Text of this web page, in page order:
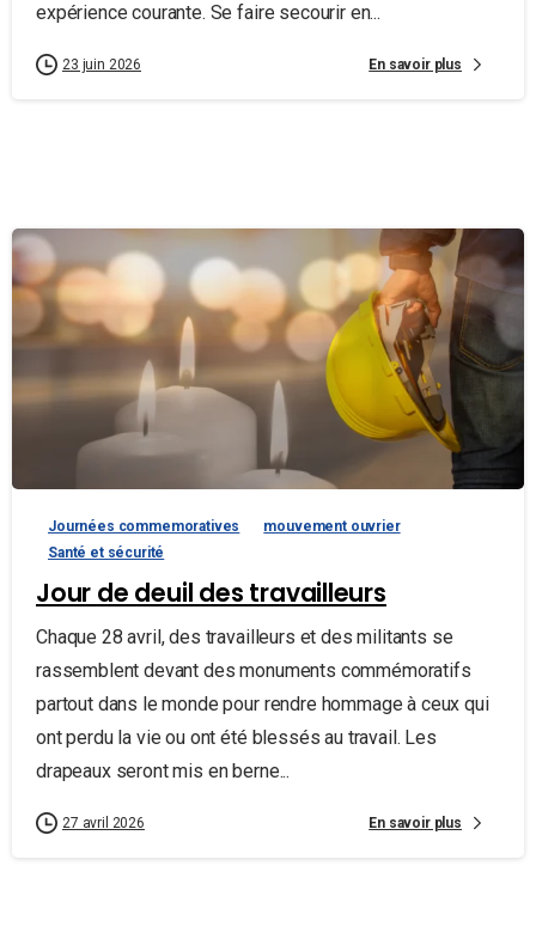
expérience courante. Se faire secourir en...
23 juin 2026 En savoir plus
Journées commemoratives
mouvement ouvrier
Santé et sécurité
Jour de deuil des travailleurs
Chaque 28 avril, des travailleurs et des militants se
rassemblent devant des monuments commémoratifs
partout dans le monde pour rendre hommage à ceux qui
ont perdu la vie ou ont été blessés au travail. Les
drapeaux seront mis en berne...
27 avril 2026 En savoir plus